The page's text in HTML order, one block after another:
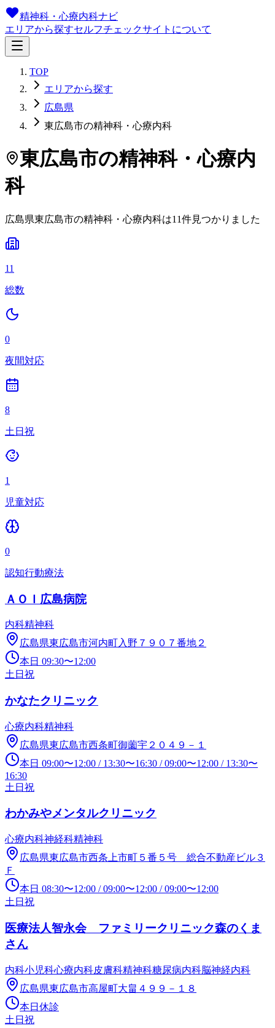
精神科・心療内科ナビ
エリアから探すセルフチェックサイトについて
TOP
エリアから探す
広島県
東広島市の精神科・心療内科
東広島市の精神科・心療内
科
広島県東広島市の精神科・心療内科は11件見つかりました
11
総数
0
夜間対応
8
土日祝
1
児童対応
0
認知行動療法
ＡＯＩ広島病院
内科精神科
広島県東広島市河内町入野７９０７番地２
本日 09:30〜12:00
土日祝
かなたクリニック
心療内科精神科
広島県東広島市西条町御薗宇２０４９－１
本日 09:00〜12:00 / 13:30〜16:30 /09:00〜12:00 / 13:30〜
16:30
土日祝
わかみやメンタルクリニック
心療内科神経科精神科
広島県東広島市西条上市町５番５号 総合不動産ビル３
Ｆ
本日 08:30〜12:00 /09:00〜12:00 /09:00〜12:00
土日祝
医療法人智永会 ファミリークリニック森のくま
さん
内科小児科心療内科皮膚科精神科糖尿病内科脳神経内科
広島県東広島市高屋町大畠４９９－１８
本日休診
土日祝